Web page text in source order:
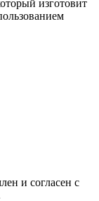
изготовит
и согласен с